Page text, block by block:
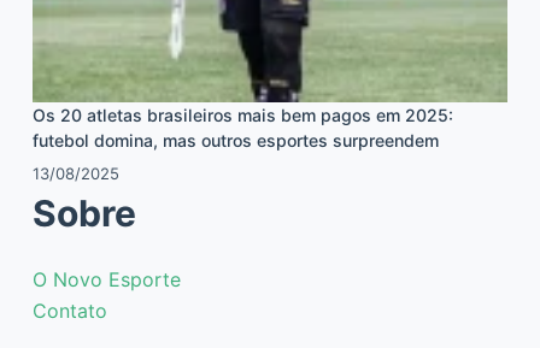
Os 20 atletas brasileiros mais bem pagos em 2025:
futebol domina, mas outros esportes surpreendem
13/08/2025
Sobre
O Novo Esporte
Contato